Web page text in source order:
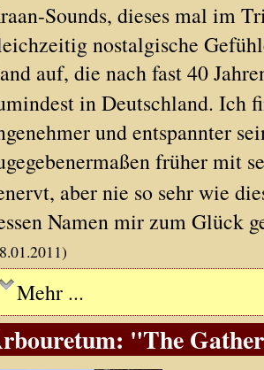
Sounds, dieses mal im
nostalgische
auf, die nach fast 40
in Deutschland. Ich
und entspannter
früher mit
aber nie so sehr wie
Namen mir zum Glück
Mehr ...
"The